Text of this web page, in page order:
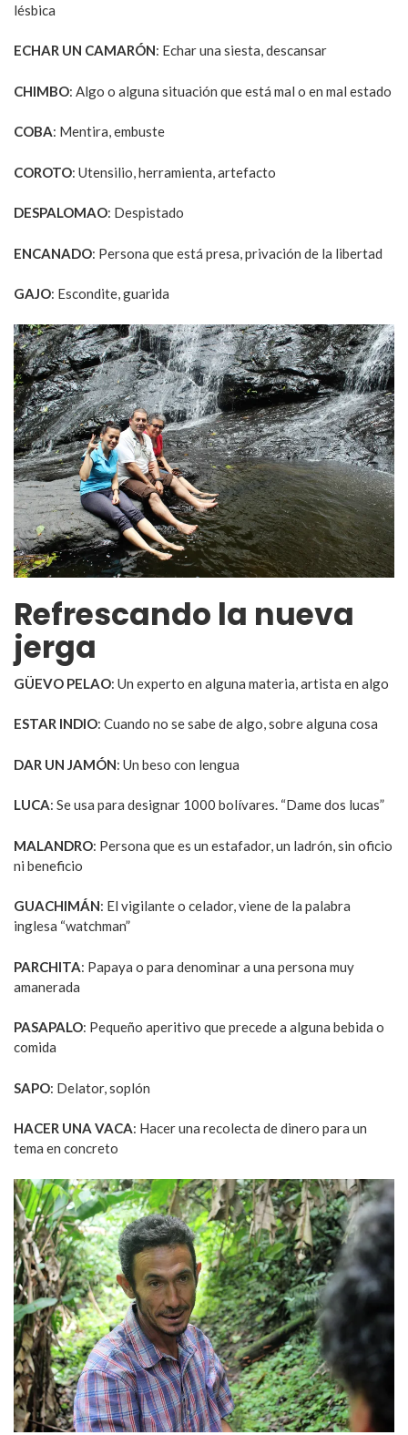
lésbica
ECHAR UN CAMARÓN: Echar una siesta, descansar
CHIMBO: Algo o alguna situación que está mal o en mal estado
COBA: Mentira, embuste
COROTO: Utensilio, herramienta, artefacto
DESPALOMAO: Despistado
ENCANADO: Persona que está presa, privación de la libertad
GAJO: Escondite, guarida
Refrescando la nueva
jerga
GÜEVO PELAO: Un experto en alguna materia, artista en algo
ESTAR INDIO: Cuando no se sabe de algo, sobre alguna cosa
DAR UN JAMÓN: Un beso con lengua
LUCA: Se usa para designar 1000 bolívares. “Dame dos lucas”
MALANDRO: Persona que es un estafador, un ladrón, sin oficio
ni beneficio
GUACHIMÁN: El vigilante o celador, viene de la palabra
inglesa “watchman”
PARCHITA: Papaya o para denominar a una persona muy
amanerada
PASAPALO: Pequeño aperitivo que precede a alguna bebida o
comida
SAPO: Delator, soplón
HACER UNA VACA: Hacer una recolecta de dinero para un
tema en concreto